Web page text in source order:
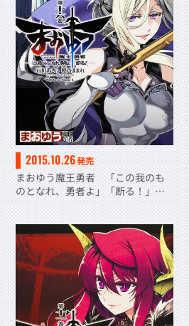
2015.10.26発売
まおゆう魔王勇者 「この我のも
のとなれ、勇者よ」「断る！」